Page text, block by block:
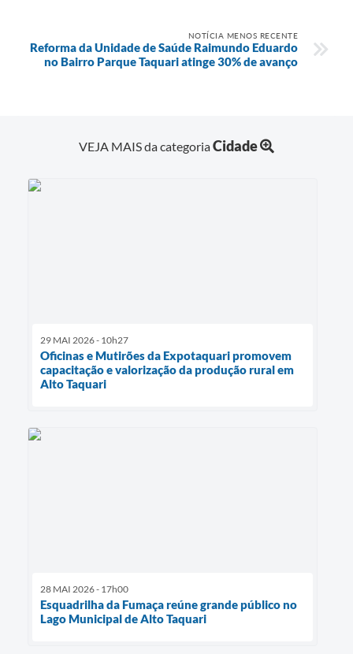
NOTÍCIA MENOS RECENTE
Reforma da Unidade de Saúde Raimundo Eduardo
no Bairro Parque Taquari atinge 30% de avanço
VEJA MAIS da categoriaCidade
29 MAI 2026 - 10h27
Oficinas e Mutirões da Expotaquari promovem
capacitação e valorização da produção rural em
Alto Taquari
28 MAI 2026 - 17h00
Esquadrilha da Fumaça reúne grande público no
Lago Municipal de Alto Taquari